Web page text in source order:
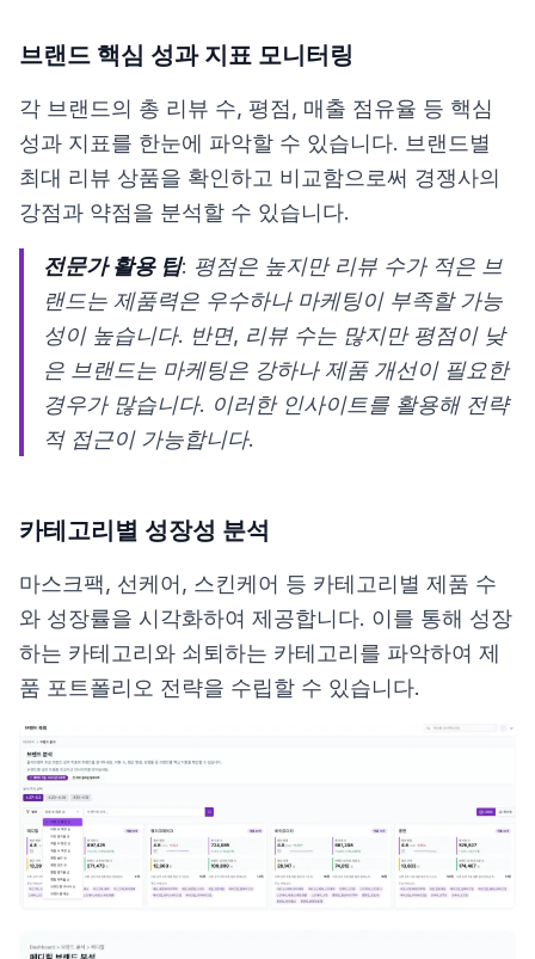
브랜드 핵심 성과 지표 모니터링
각 브랜드의 총 리뷰 수, 평점, 매출 점유율 등 핵심
성과 지표를 한눈에 파악할 수 있습니다. 브랜드별
최대 리뷰 상품을 확인하고 비교함으로써 경쟁사의
강점과 약점을 분석할 수 있습니다.
전문가 활용 팁: 평점은 높지만 리뷰 수가 적은 브
랜드는 제품력은 우수하나 마케팅이 부족할 가능
성이 높습니다. 반면, 리뷰 수는 많지만 평점이 낮
은 브랜드는 마케팅은 강하나 제품 개선이 필요한
경우가 많습니다. 이러한 인사이트를 활용해 전략
적 접근이 가능합니다.
카테고리별 성장성 분석
마스크팩, 선케어, 스킨케어 등 카테고리별 제품 수
와 성장률을 시각화하여 제공합니다. 이를 통해 성장
하는 카테고리와 쇠퇴하는 카테고리를 파악하여 제
품 포트폴리오 전략을 수립할 수 있습니다.